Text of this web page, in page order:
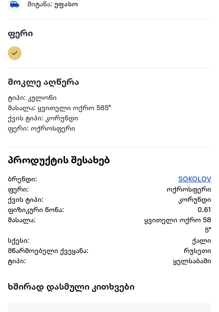
მიტანა: უფასო
ფერი
მოკლე აღწერა
ტიპი: კულონი
მასალა: ყვითელი ოქრო 585°
ქვის ტიპი: კორუნდი
ფერი: ოქროსფერი
პროდუქტის შესახებ
ბრენდი:
SOKOLOV
ფერი:
ოქროსფერი
ქვის ტიპი:
კორუნდი
ფიზიკური წონა:
0.61
მასალა:
ყვითელი ოქრო 58
5°
სქესი:
ქალი
მწარმოებელი ქვეყანა:
რუსეთი
ტიპი:
ყელსაბამი
ხშირად დასმული კითხვები